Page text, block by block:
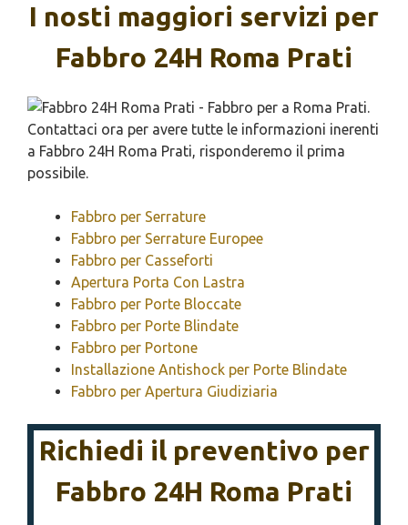
I nosti maggiori servizi per
Fabbro 24H Roma Prati
Fabbro per Serrature
Fabbro per Serrature Europee
Fabbro per Casseforti
Apertura Porta Con Lastra
Fabbro per Porte Bloccate
Fabbro per Porte Blindate
Fabbro per Portone
Installazione Antishock per Porte Blindate
Fabbro per Apertura Giudiziaria
Richiedi il preventivo per
Fabbro 24H Roma Prati